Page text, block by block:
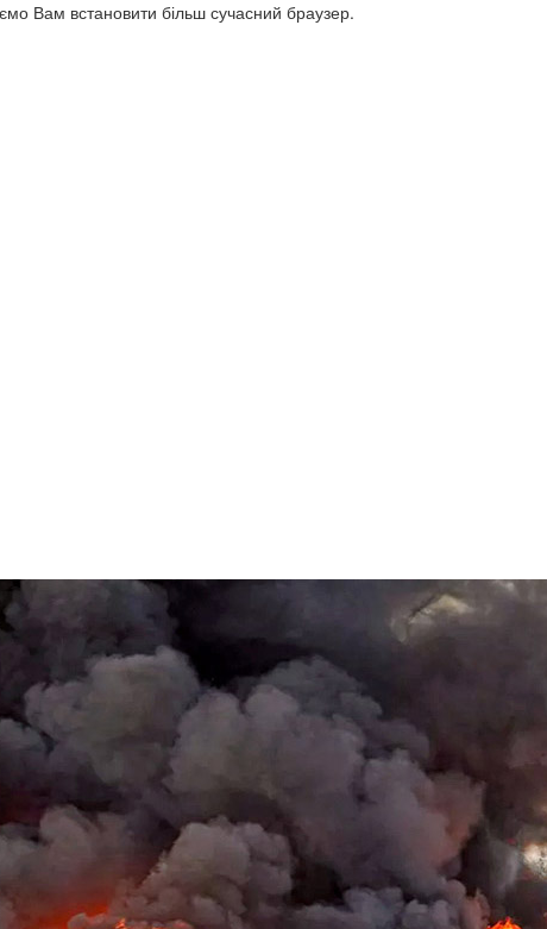
Вам встановити більш сучасний браузер.